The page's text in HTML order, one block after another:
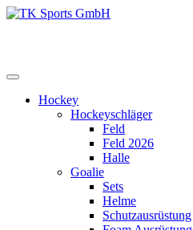
Zum
Hockey
Hockeyschläger
Feld
Feld 2026
Halle
Goalie
Sets
Helme
Schutzausrüstung